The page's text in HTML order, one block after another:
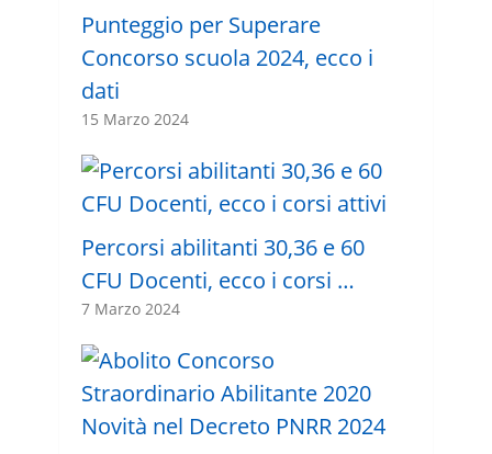
Punteggio per Superare
Concorso scuola 2024, ecco i
dati
15 Marzo 2024
Percorsi abilitanti 30,36 e 60
CFU Docenti, ecco i corsi …
7 Marzo 2024